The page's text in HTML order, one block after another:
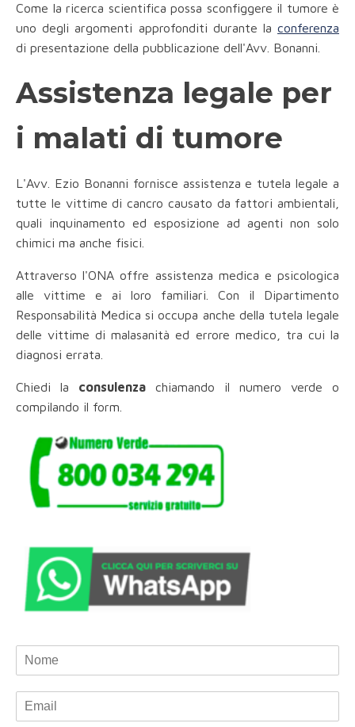
Come la ricerca scientifica possa sconfiggere il tumore è
uno degli argomenti approfonditi durante la conferenza
di presentazione della pubblicazione dell'Avv. Bonanni.
Assistenza legale per
i malati di tumore
L'Avv. Ezio Bonanni fornisce assistenza e tutela legale a
tutte le vittime di cancro causato da fattori ambientali,
quali inquinamento ed esposizione ad agenti non solo
chimici ma anche fisici.
Attraverso l'ONA offre assistenza medica e psicologica
alle vittime e ai loro familiari. Con il Dipartimento
Responsabilità Medica si occupa anche della tutela legale
delle vittime di malasanità ed errore medico, tra cui la
diagnosi errata.
Chiedi la consulenza chiamando il numero verde o
compilando il form.